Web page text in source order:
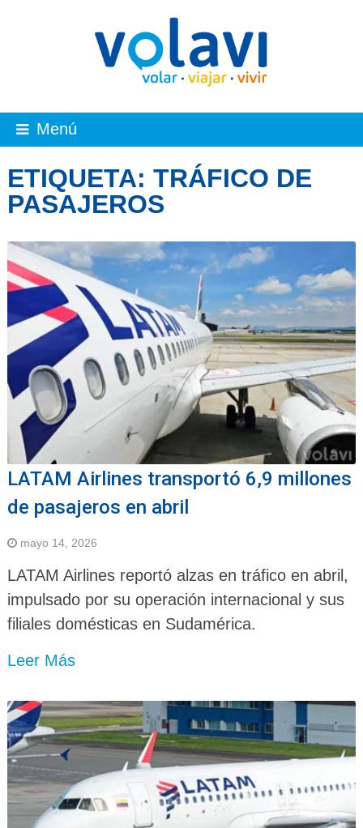
Menú
ETIQUETA: TRÁFICO DE
PASAJEROS
LATAM Airlines transportó 6,9 millones
de pasajeros en abril
mayo 14, 2026
LATAM Airlines reportó alzas en tráfico en abril,
impulsado por su operación internacional y sus
filiales domésticas en Sudamérica.
Leer Más